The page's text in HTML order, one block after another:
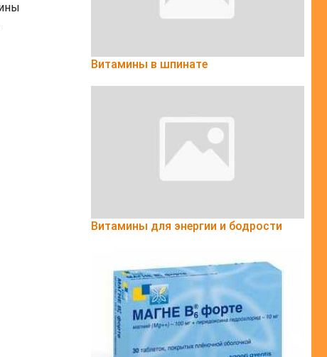
Витамины в шпинате
Витамины для энергии и бодрости